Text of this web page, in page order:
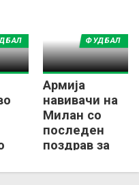
Армија
навивачи на
Милан со
последен
поздрав за
капитен
ФУДБАЛ